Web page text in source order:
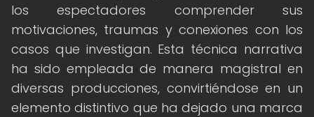
los espectadores comprender sus
motivaciones, traumas y conexiones con los
casos que investigan. Esta técnica narrativa
ha sido empleada de manera magistral en
diversas producciones, convirtiéndose en un
elemento distintivo que ha dejado una marca